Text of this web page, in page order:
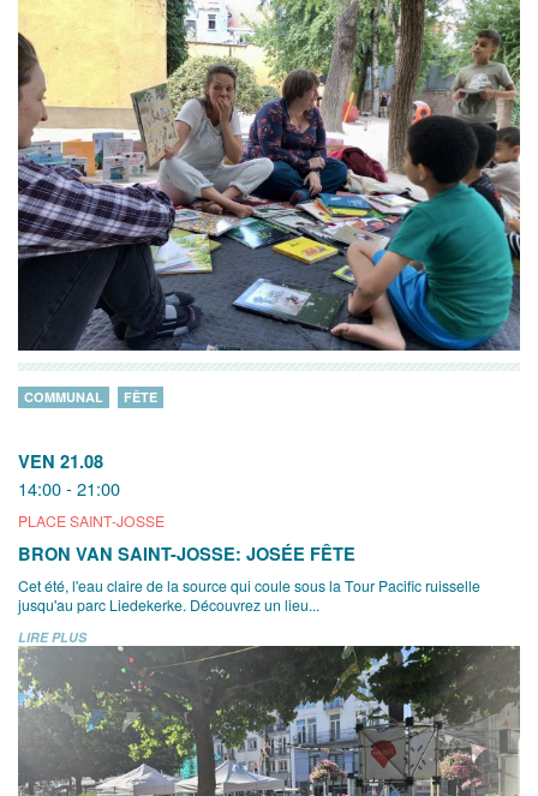
VEN 21.08
14:00 - 21:00
PLACE SAINT-JOSSE
COMMUNAL FÊTE
BRON VAN SAINT-JOSSE: JOSÉE FÊTE
Cet été, l'eau claire de la source qui coule sous la Tour Pacific ruisselle
jusqu'au parc Liedekerke. Découvrez un lieu...
LIRE PLUS